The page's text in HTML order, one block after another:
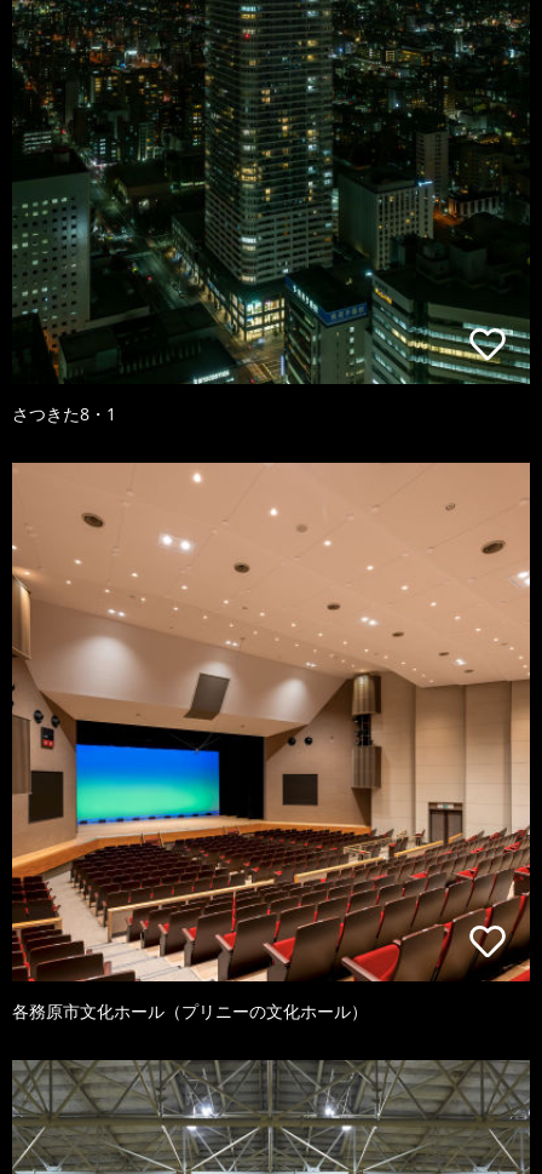
さつきた8・1
各務原市文化ホール（プリニーの文化ホール）